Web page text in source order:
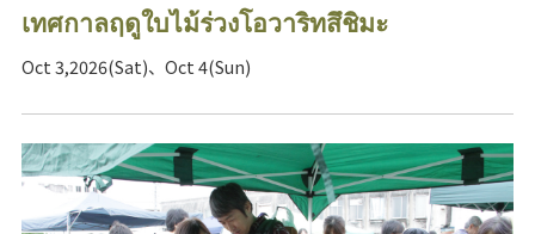
เทศกาลฤดูใบไม้ร่วงโอวาริทสึชิมะ
Oct 3,2026(Sat)、Oct 4(Sun)